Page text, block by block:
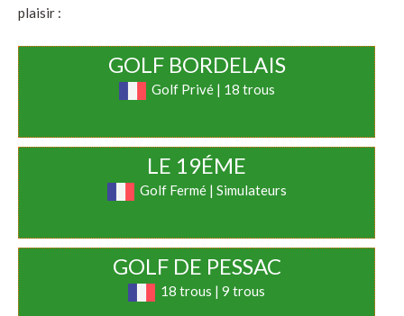
plaisir :
GOLF BORDELAIS
Golf Privé | 18 trous
LE 19ÉME
Golf Fermé | Simulateurs
GOLF DE PESSAC
18 trous | 9 trous